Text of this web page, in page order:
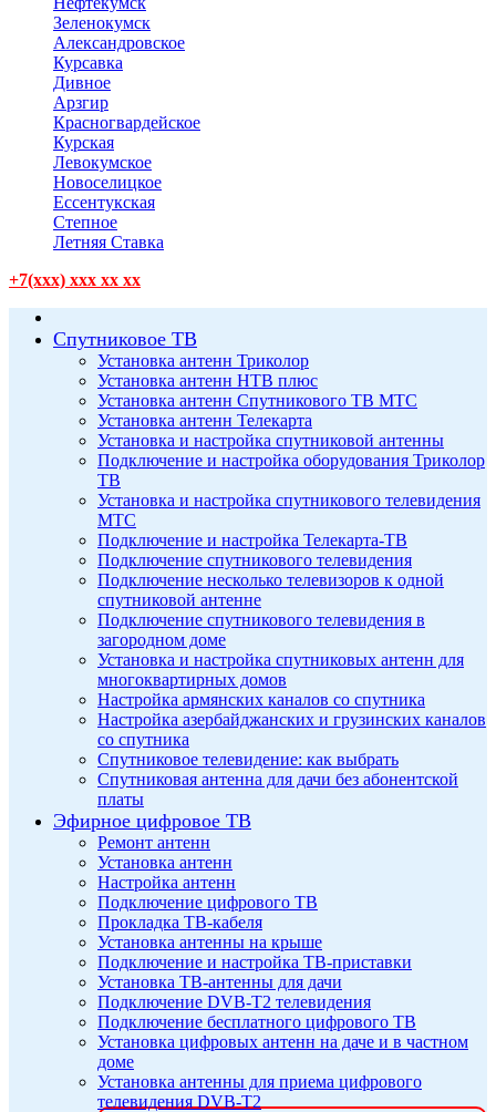
Зеленокумск
Александровское
Курсавка
Дивное
Арзгир
Красногвардейское
Курская
Левокумское
Новоселицкое
Ессентукская
Степное
Летняя Ставка
+7(xxx) xxx xx xx
Спутниковое ТВ
Установка антенн Триколор
Установка антенн НТВ плюс
Установка антенн Спутникового ТВ МТС
Установка антенн Телекарта
Установка и настройка спутниковой антенны
Подключение и настройка оборудования Триколор
ТВ
Установка и настройка спутникового телевидения
МТС
Подключение и настройка Телекарта-ТВ
Подключение спутникового телевидения
Подключение несколько телевизоров к одной
спутниковой антенне
Подключение спутникового телевидения в
загородном доме
Установка и настройка спутниковых антенн для
многоквартирных домов
Настройка армянских каналов со спутника
Настройка азербайджанских и грузинских каналов
со спутника
Спутниковое телевидение: как выбрать
Спутниковая антенна для дачи без абонентской
платы
Эфирное цифровое ТВ
Ремонт антенн
Установка антенн
Настройка антенн
Подключение цифрового ТВ
Прокладка ТВ-кабеля
Установка антенны на крыше
Подключение и настройка ТВ-приставки
Установка ТВ-антенны для дачи
Подключение DVB-T2 телевидения
Подключение бесплатного цифрового ТВ
Установка цифровых антенн на даче и в частном
доме
Установка антенны для приема цифрового
телевидения DVB-T2